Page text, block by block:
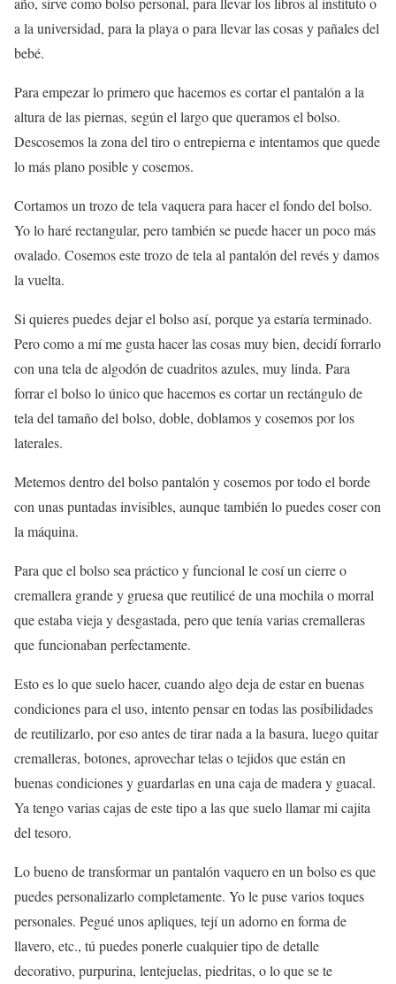
a la universidad, para la playa o para llevar las cosas y pañales del
bebé.
Para empezar lo primero que hacemos es cortar el pantalón a la
altura de las piernas, según el largo que queramos el bolso.
Descosemos la zona del tiro o entrepierna e intentamos que quede
lo más plano posible y cosemos.
Cortamos un trozo de tela vaquera para hacer el fondo del bolso.
Yo lo haré rectangular, pero también se puede hacer un poco más
ovalado. Cosemos este trozo de tela al pantalón del revés y damos
la vuelta.
Si quieres puedes dejar el bolso así, porque ya estaría terminado.
Pero como a mí me gusta hacer las cosas muy bien, decidí forrarlo
con una tela de algodón de cuadritos azules, muy linda. Para
forrar el bolso lo único que hacemos es cortar un rectángulo de
tela del tamaño del bolso, doble, doblamos y cosemos por los
laterales.
Metemos dentro del bolso pantalón y cosemos por todo el borde
con unas puntadas invisibles, aunque también lo puedes coser con
la máquina.
Para que el bolso sea práctico y funcional le cosí un cierre o
cremallera grande y gruesa que reutilicé de una mochila o morral
que estaba vieja y desgastada, pero que tenía varias cremalleras
que funcionaban perfectamente.
Esto es lo que suelo hacer, cuando algo deja de estar en buenas
condiciones para el uso, intento pensar en todas las posibilidades
de reutilizarlo, por eso antes de tirar nada a la basura, luego quitar
cremalleras, botones, aprovechar telas o tejidos que están en
buenas condiciones y guardarlas en una caja de madera y guacal.
Ya tengo varias cajas de este tipo a las que suelo llamar mi cajita
del tesoro.
Lo bueno de transformar un pantalón vaquero en un bolso es que
puedes personalizarlo completamente. Yo le puse varios toques
personales. Pegué unos apliques, tejí un adorno en forma de
llavero, etc., tú puedes ponerle cualquier tipo de detalle
decorativo, purpurina, lentejuelas, piedritas, o lo que se te